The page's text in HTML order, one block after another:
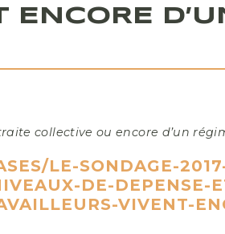
ENCORE
collective ou encore d’un
LE-SONDAGE-
DE-DEPENSE-
VIVENT-